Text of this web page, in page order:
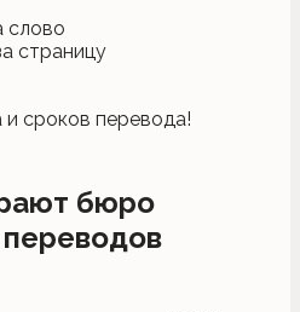
слово
страницу
и сроков перевода!
бюро